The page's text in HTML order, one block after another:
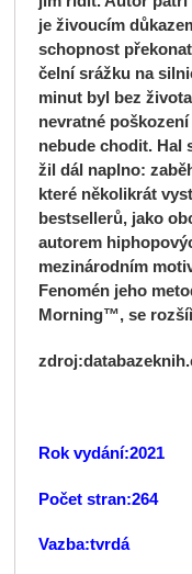
je živoucím
schopnost
čelní srážku na
minut byl bez
nevratné
nebude chodit. Hal
žil dál naplno:
které několikrát
bestsellerů, jako
autorem
mezinárodním
Fenomén jeho
Morning™, se
Rok vydání:2021
Počet stran:264
Vazba:tvrdá